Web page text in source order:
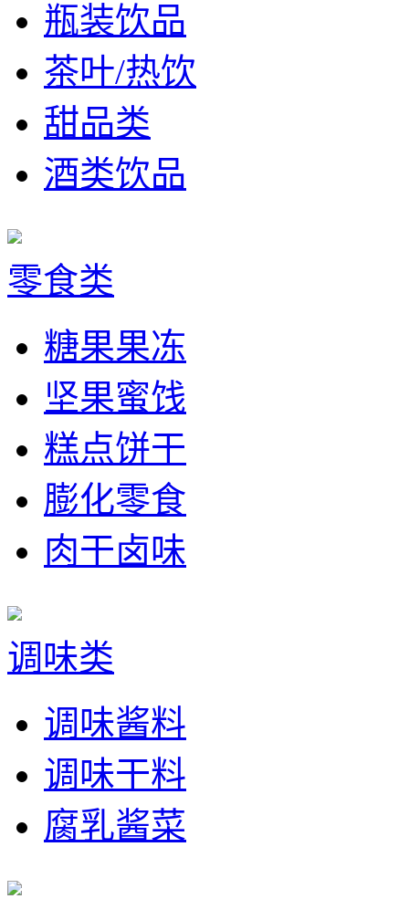
瓶装饮品
茶叶/热饮
甜品类
酒类饮品
零食类
糖果果冻
坚果蜜饯
糕点饼干
膨化零食
肉干卤味
调味类
调味酱料
调味干料
腐乳酱菜